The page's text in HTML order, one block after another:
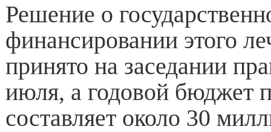
Решение о
финансировании этого
принято на заседании
июля, а годовой бюджет
составляет около 30